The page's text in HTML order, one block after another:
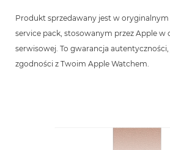
Produkt sprzedawany jest w
service pack, stosowanym przez Apple w
serwisowej. To gwarancja autentyczności,
zgodności z Twoim Apple Watchem.